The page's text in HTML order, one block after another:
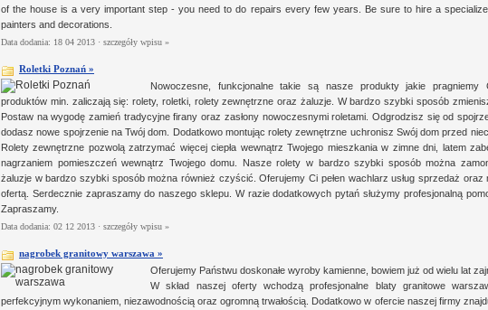
of the house is a very important step - you need to do repairs every few years. Be sure to hire a
painters and decorations.
Data dodania: 18 04 2013 · szczegóły wpisu »
Roletki Poznań »
Nowoczesne, funkcjonalne takie są nasze produkty jakie
produktów min. zaliczają się: rolety, roletki, rolety zewnętrzne oraz żaluzje. W bardzo szybki sposób
Postaw na wygodę zamień tradycyjne firany oraz zasłony nowoczesnymi roletami. Odgrodzisz się od
dodasz nowe spojrzenie na Twój dom. Dodatkowo montując rolety zewnętrzne uchronisz Swój dom przed
Rolety zewnętrzne pozwolą zatrzymać więcej ciepła wewnątrz Twojego mieszkania w zimne dni, latem
nagrzaniem pomieszczeń wewnątrz Twojego domu. Nasze rolety w bardzo szybki sposób można
żaluzje w bardzo szybki sposób można również czyścić. Oferujemy Ci pełen wachlarz usług sprzedaż
ofertą. Serdecznie zapraszamy do naszego sklepu. W razie dodatkowych pytań służymy profesjonalną
Zapraszamy.
Data dodania: 02 12 2013 · szczegóły wpisu »
nagrobek granitowy warszawa »
Oferujemy Państwu doskonałe wyroby kamienne, bowiem już od wielu lat
W skład naszej oferty wchodzą profesjonalne blaty granitowe
perfekcyjnym wykonaniem, niezawodnością oraz ogromną trwałością. Dodatkowo w ofercie naszej firmy